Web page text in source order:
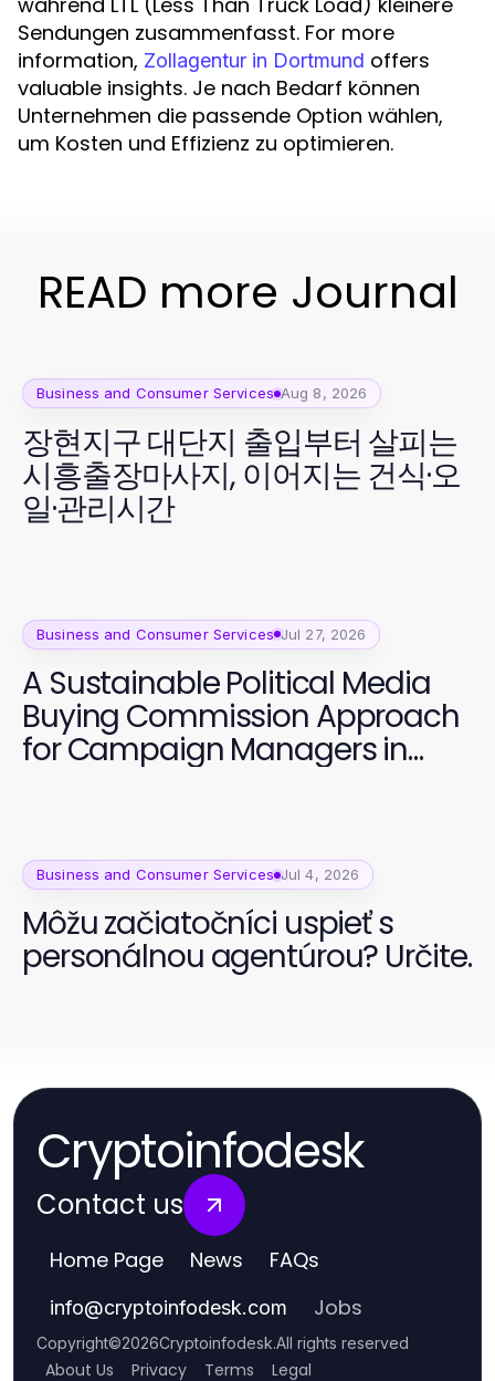
Sendungen zusammenfasst. For more
information, Zollagentur in Dortmund offers
valuable insights. Je nach Bedarf können
Unternehmen die passende Option wählen,
um Kosten und Effizienz zu optimieren.
READ more Journal
Business and Consumer Services Aug 8, 2026
장현지구 대단지 출입부터 살피는
시흥출장마사지, 이어지는 건식·오
일·관리시간
Business and Consumer Services Jul 27, 2026
A Sustainable Political Media
Buying Commission Approach
for Campaign Managers in
Business and Consumer Services Jul 4, 2026
Môžu začiatočníci uspieť s
personálnou agentúrou? Určite.
Cryptoinfodesk
Contact us
Home Page News FAQs
info@cryptoinfodesk.com Jobs
Copyright©2026Cryptoinfodesk.All rights reserved
About Us Privacy Terms Legal